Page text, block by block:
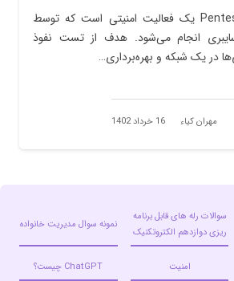
تست نفوذ یا Pentesting یک فعالیت امنیتی است که توسط
انجام می‌شود. هدف از تست نفوذ
در یک شبکه و بهره‌برداری…
مهران کیاء 16 خرداد 1402
سوالات رله های قابل برنامه
ریزی دوازدهم الکتروتکنیک
نمونه سوال مدیریت خانواده
امنیت ChatGPT چیست؟